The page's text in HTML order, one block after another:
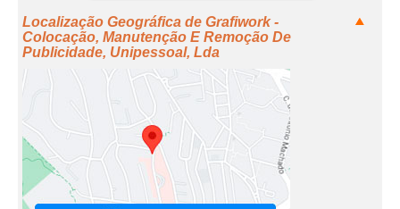
Localização Geográfica de Grafiwork -
Colocação, Manutenção E Remoção De
Publicidade, Unipessoal, Lda